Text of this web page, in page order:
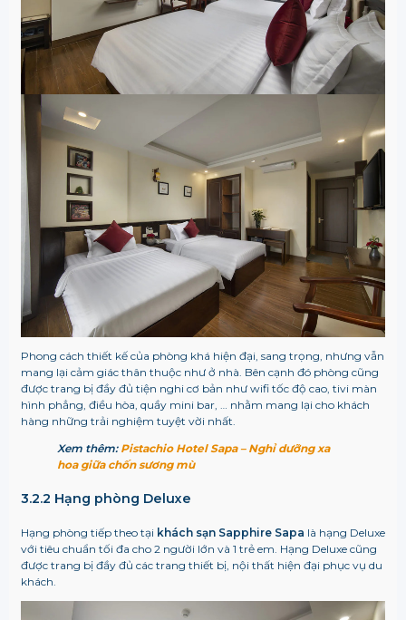
Phong cách thiết kế của phòng khá hiện đại, sang trọng, nhưng vẫn
mang lại cảm giác thân thuộc như ở nhà. Bên cạnh đó phòng cũng
được trang bị đầy đủ tiện nghi cơ bản như wifi tốc độ cao, tivi màn
hình phẳng, điều hòa, quầy mini bar, … nhằm mang lại cho khách
hàng những trải nghiệm tuyệt vời nhất.
Xem thêm: Pistachio Hotel Sapa – Nghỉ dưỡng xa
hoa giữa chốn sương mù
3.2.2 Hạng phòng Deluxe
Hạng phòng tiếp theo tại khách sạn Sapphire Sapa là hạng Deluxe
với tiêu chuẩn tối đa cho 2 người lớn và 1 trẻ em. Hạng Deluxe cũng
được trang bị đầy đủ các trang thiết bị, nội thất hiện đại phục vụ du
khách.